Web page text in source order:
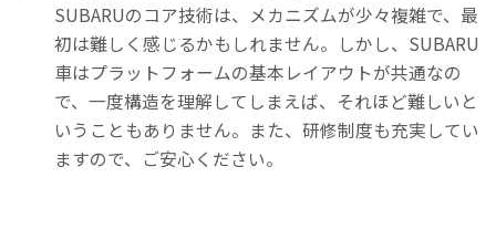
SUBARUのコア技術は、メカニズムが少々複雑で、最
初は難しく感じるかもしれません。しかし、SUBARU
車はプラットフォームの基本レイアウトが共通なの
で、一度構造を理解してしまえば、それほど難しいと
いうこともありません。また、研修制度も充実してい
ますので、ご安心ください。